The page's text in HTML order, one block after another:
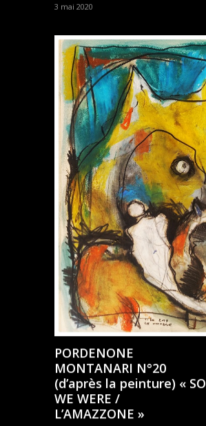
3 mai 2020
PORDENONE
MONTANARI N°20
(d’après la peinture) « SO
WE WERE /
L’AMAZZONE »